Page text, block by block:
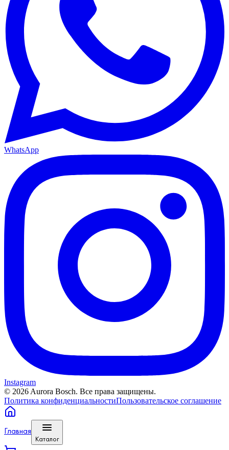
WhatsApp
Instagram
© 2026 Aurora Bosch. Все права защищены.
Политика конфиденциальностиПользовательское соглашение
Главная
Каталог